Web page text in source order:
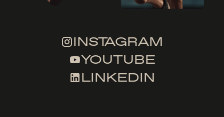
INSTAGRAM
YOUTUBE
LINKEDIN